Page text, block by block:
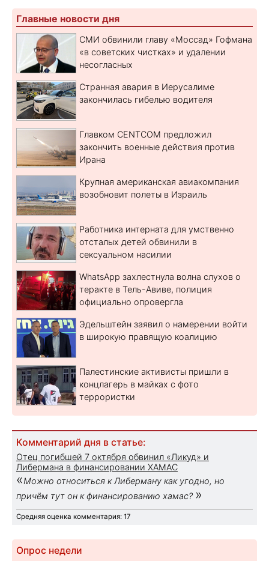
Главные новости дня
СМИ обвинили главу «Моссад» Гофмана
«в советских чистках» и удалении
несогласных
Странная авария в Иерусалиме
закончилась гибелью водителя
Главком CENTCOM предложил
закончить военные действия против
Ирана
Крупная американская авиакомпания
возобновит полеты в Израиль
Работника интерната для умственно
отсталых детей обвинили в
сексуальном насилии
WhatsApp захлестнула волна слухов о
теракте в Тель-Авиве, полиция
официально опровергла
Эдельштейн заявил о намерении войти
в широкую правящую коалицию
Палестинские активисты пришли в
концлагерь в майках с фото
террористки
Комментарий дня в статье:
Отец погибшей 7 октября обвинил «Ликуд» и
Либермана в финансировании ХАМАС
«Можно относиться к Либерману как угодно, но
причём тут он к финансированию хамас? »
Средняя оценка комментария: 17
Опрос недели